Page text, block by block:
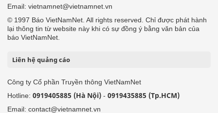
Email: vietnamnet@vietnamnet.vn
© 1997 Báo VietNamNet. All rights reserved. Chỉ được phát hành
lại thông tin từ website này khi có sự đồng ý bằng văn bản của
báo VietNamNet.
Liên hệ quảng cáo
Công ty Cổ phần Truyền thông VietNamNet
Hotline: 0919405885 (Hà Nội) - 0919435885 (Tp.HCM)
Email: contact@vietnamnet.vn